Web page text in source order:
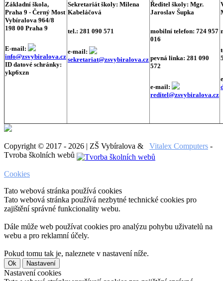
Základní škola,
Praha 9 - Černý Most
Vybíralova 964/8
198 00 Praha 9
E-mail:
info@zsvybiralova.cz
ID datové schránky:
ykp6xzn
Sekretariát školy: Milena
Kabeláčová
tel.: 281 090 571
e-mail:
sekretariat@zsvybiralova.cz
Ředitel školy: Mgr.
Jaroslav Šupka
mobilní telefon: 724 957
016
pevná linka: 281 090
572
e-mail:
reditel@zsvybiralova.cz
Copyright © 2017 - 2026 | ZŠ Vybíralova & Vitalex Computers -
Tvroba školních webů
Cookies
Tato webová stránka používá cookies
Tato webová stránka používá nezbytné technické cookies pro
zajištění správné funkcionality webu.
Dále může web používat cookies pro analýzu pohybu uživatelů na
webu a pro reklamní účely.
Pokud tomu tak je, naleznete v nastavení níže.
Ok Nastavení
Nastavení cookies